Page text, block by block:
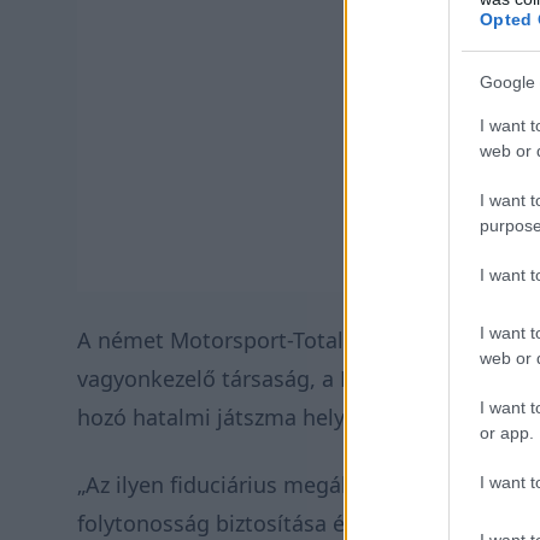
Opted
Google
I want
web or
I want
I want
I want
web or
I want
or app.
I want
A német Motorsport-Total.com azonban
vagyonkezelő társaság, a Fides Trustees SA
hozó hatalmi játszma helyett más áll a
„Az ilyen fiduciárius megállapodások bevett
folytonosság biztosítása érdekében sikeres